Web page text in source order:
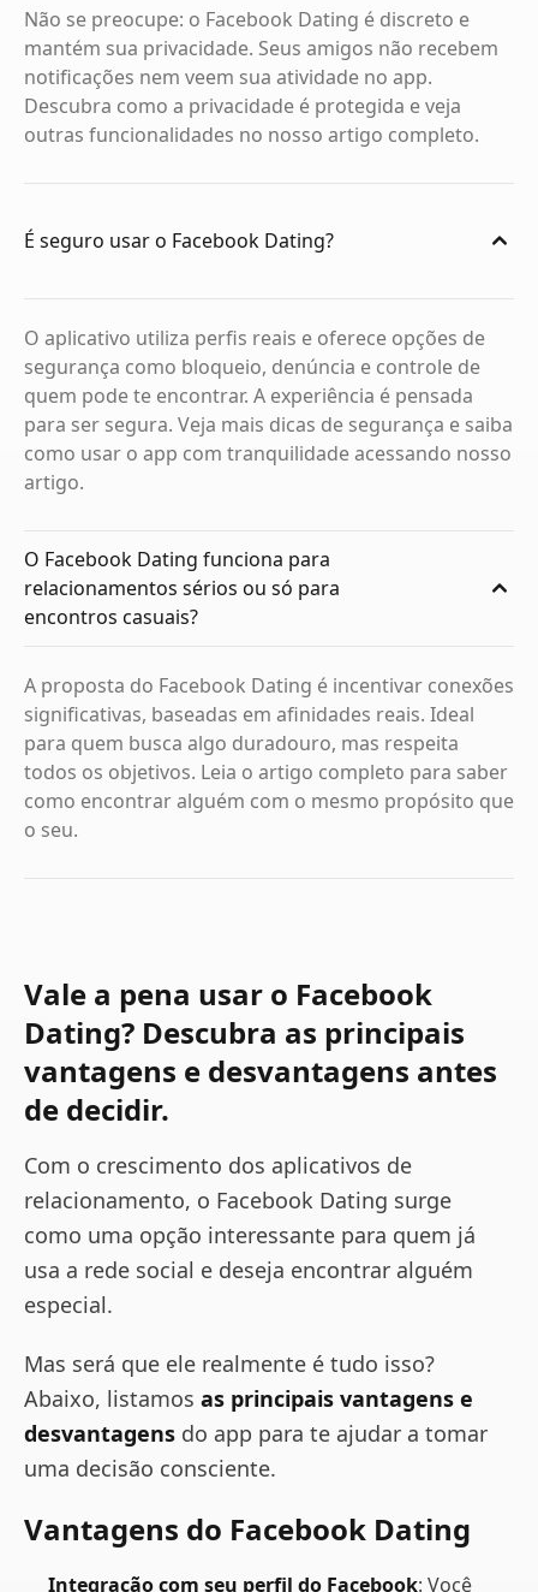
Não se preocupe: o Facebook Dating é discreto e
mantém sua privacidade. Seus amigos não recebem
notificações nem veem sua atividade no app.
Descubra como a privacidade é protegida e veja
outras funcionalidades no nosso artigo completo.
É seguro usar o Facebook Dating?
O aplicativo utiliza perfis reais e oferece opções de
segurança como bloqueio, denúncia e controle de
quem pode te encontrar. A experiência é pensada
para ser segura. Veja mais dicas de segurança e saiba
como usar o app com tranquilidade acessando nosso
artigo.
O Facebook Dating funciona para
relacionamentos sérios ou só para
encontros casuais?
A proposta do Facebook Dating é incentivar conexões
significativas, baseadas em afinidades reais. Ideal
para quem busca algo duradouro, mas respeita
todos os objetivos. Leia o artigo completo para saber
como encontrar alguém com o mesmo propósito que
o seu.
Vale a pena usar o Facebook
Dating? Descubra as principais
vantagens e desvantagens antes
de decidir.
Com o crescimento dos aplicativos de
relacionamento, o Facebook Dating surge
como uma opção interessante para quem já
usa a rede social e deseja encontrar alguém
especial.
Mas será que ele realmente é tudo isso?
Abaixo, listamos as principais vantagens e
desvantagens do app para te ajudar a tomar
uma decisão consciente.
Vantagens do Facebook Dating
Integração com seu perfil do Facebook: Você